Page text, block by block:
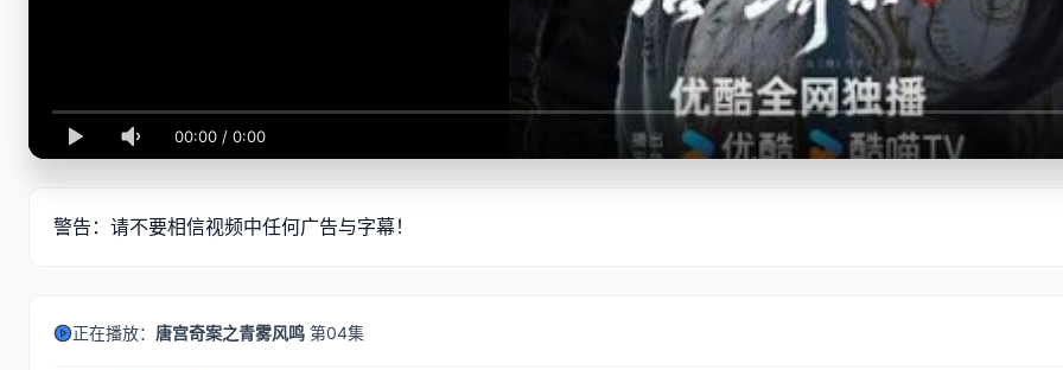
00:00 / 0:00
警告：请不要相信视频中任何广告与字幕！
正在播放： 唐宫奇案之青雾风鸣 第04集